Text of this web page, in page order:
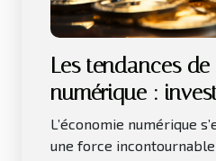
Les tendances
numérique :
monnaies
L’économie numérique
une force incontournable